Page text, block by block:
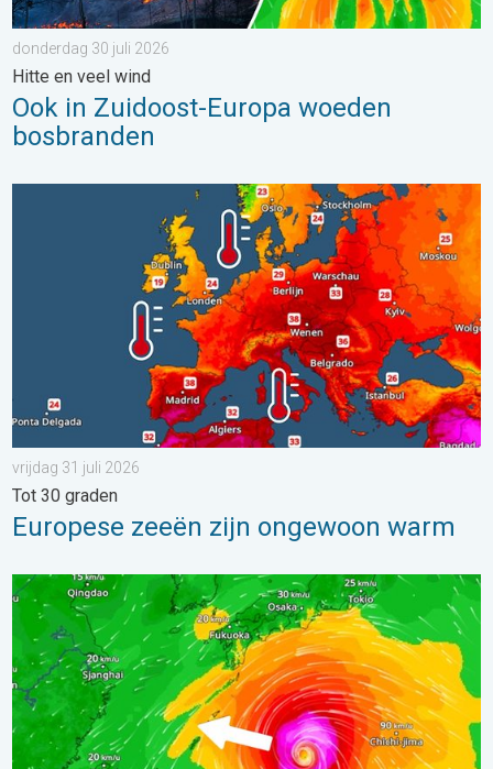
donderdag 30 juli 2026
Hitte en veel wind
Ook in Zuidoost-Europa woeden
bosbranden
Europese zeeën zijn ongewoon warm. Tot 30 graden. . .
vrijdag 31 juli 2026
Tot 30 graden
Europese zeeën zijn ongewoon warm
Tyfoon Dolphin op weg naar Japan. Veel regen en wind. . .